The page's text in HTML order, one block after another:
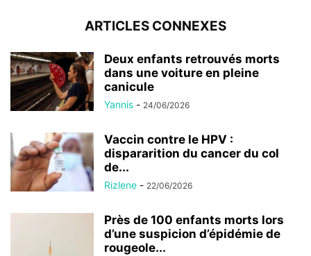
ARTICLES CONNEXES
Deux enfants retrouvés morts
dans une voiture en pleine
canicule
Yannis - 24/06/2026
Vaccin contre le HPV :
dispararition du cancer du col
de...
Rizlene - 22/06/2026
Près de 100 enfants morts lors
d’une suspicion d’épidémie de
rougeole...